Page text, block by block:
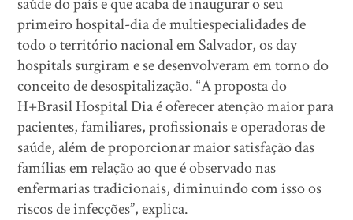
primeiro hospital-dia de multiespecialidades de
todo o território nacional em Salvador, os day
hospitals surgiram e se desenvolveram em torno do
conceito de desospitalização. “A proposta do
H+Brasil Hospital Dia é oferecer atenção maior para
pacientes, familiares, profissionais e operadoras de
saúde, além de proporcionar maior satisfação das
famílias em relação ao que é observado nas
enfermarias tradicionais, diminuindo com isso os
riscos de infecções”, explica.